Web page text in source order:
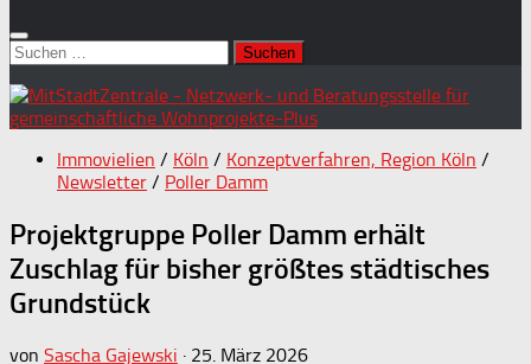
Suchen
nach:
Immovielien / Köln / Konzeptverfahren, Region Köln /
Newsletter / Poller Damm
Projektgruppe Poller Damm erhält
Zuschlag für bisher größtes städtisches
Grundstück
von Sascha Gajewski · 25. März 2026